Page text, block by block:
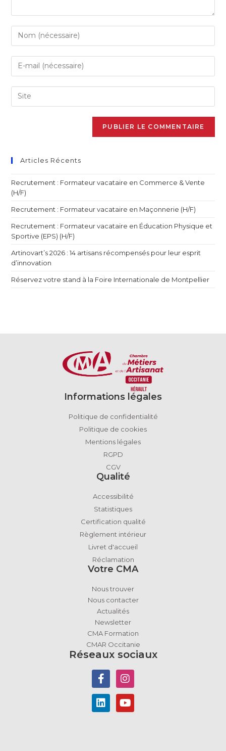
Articles Récents
Recrutement : Formateur vacataire en Commerce & Vente
(H/F)
Recrutement : Formateur vacataire en Maçonnerie (H/F)
Recrutement : Formateur vacataire en Éducation Physique et
Sportive (EPS) (H/F)
Artinovart’s 2026 : 14 artisans récompensés pour leur esprit
d’innovation
Réservez votre stand à la Foire Internationale de Montpellier
Informations légales
Politique de confidentialité
Politique de cookies
Mentions légales
RGPD
CGV
Qualité
Accessibilité
Statistiques
Certification qualité
Règlement intérieur
Livret d'accueil
Réclamation
Votre CMA
Nous trouver
Nous contacter
Actualités
Newsletter
CMA Formation
CMAR Occitanie
Réseaux sociaux